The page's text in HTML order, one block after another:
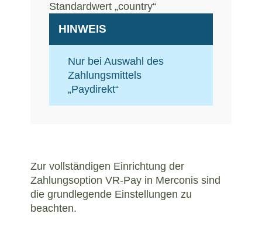
Standardwert „country“
HINWEIS
Nur bei Auswahl des
Zahlungsmittels
„Paydirekt“
Zur vollständigen Einrichtung der
Zahlungsoption VR-Pay in Merconis sind
die grundlegende Einstellungen zu
beachten.